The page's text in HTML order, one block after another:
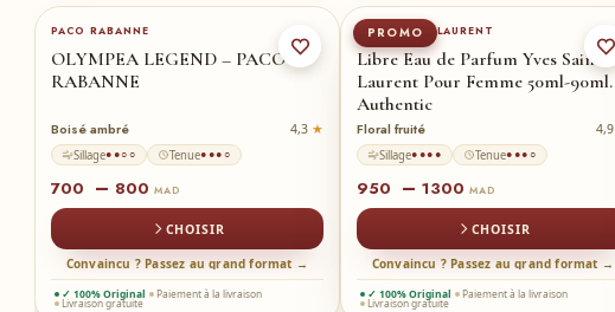
PACO RABANNE
OLYMPEA LEGEND – PACO
RABANNE
Boisé ambré 4,3
Sillage●●○○ Tenue●●●○
700 – 800 MAD
CHOISIR
Convaincu ? Passez au grand format →
✓ 100% Original Paiement à la livraison
Livraison gratuite
PROMO
YVES SAINT LAURENT
Libre Eau de Parfum Yves Saint
Laurent Pour Femme 50ml-90ml
Authentic
Floral fruité 4,9
Sillage●●●● Tenue●●●○
950 – 1300 MAD
CHOISIR
Convaincu ? Passez au grand format →
✓ 100% Original Paiement à la livraison
Livraison gratuite